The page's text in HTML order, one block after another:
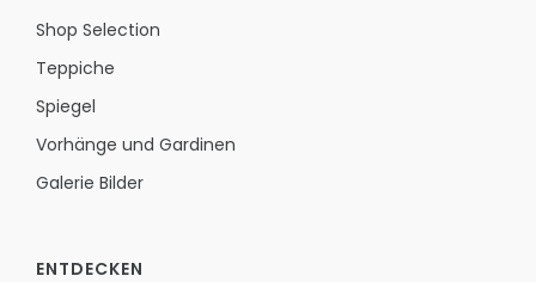
Shop Selection
Teppiche
Spiegel
Vorhänge und Gardinen
Galerie Bilder
ENTDECKEN